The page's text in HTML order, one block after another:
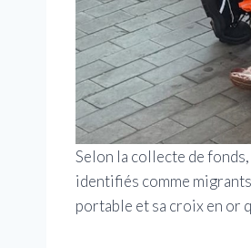
Selon la collecte de
identifiés comme
portable et sa croix en or